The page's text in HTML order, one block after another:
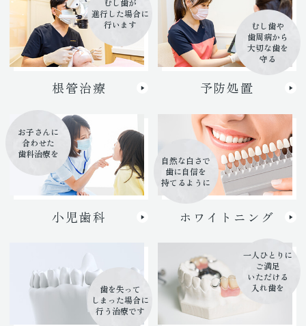
むし歯が
進行した場合に
行います
根管治療
むし歯や
歯周病から
大切な歯を
守る
予防処置
お子さんに
合わせた
歯科治療を
小児歯科
自然な白さで
歯に自信を
持てるように
ホワイトニング
歯を失って
しまった場合に
行う治療です
一人ひとりに
ご満足
いただける
入れ歯を